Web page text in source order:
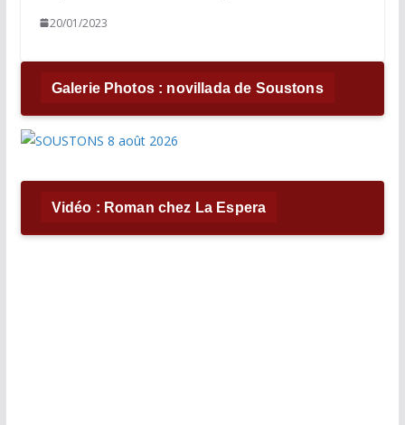
20/01/2023
Galerie Photos : novillada de Soustons
Vidéo : Roman chez La Espera